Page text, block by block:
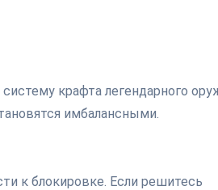
крафта легендарного
имбалансными.
к блокировке. Если решитесь